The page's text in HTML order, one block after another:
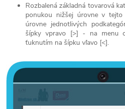
Rozbalená základná tovarová
ponukou nižšej úrovne v
úrovne jednotlivých
šípky vpravo [>] - na menu
ťuknutím na šípku vľavo [<].